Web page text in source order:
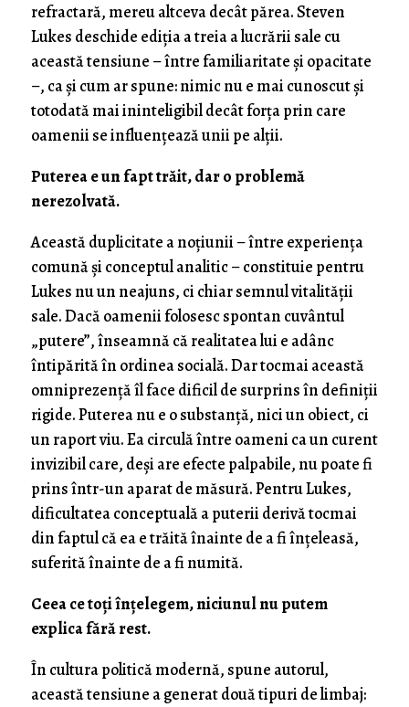
refractară, mereu altceva decât părea. Steven
Lukes deschide ediția a treia a lucrării sale cu
această tensiune – între familiaritate și opacitate
–, ca și cum ar spune: nimic nu e mai cunoscut și
totodată mai ininteligibil decât forța prin care
oamenii se influențează unii pe alții.
Puterea e un fapt trăit, dar o problemă
nerezolvată.
Această duplicitate a noțiunii – între experiența
comună și conceptul analitic – constituie pentru
Lukes nu un neajuns, ci chiar semnul vitalității
sale. Dacă oamenii folosesc spontan cuvântul
„putere”, înseamnă că realitatea lui e adânc
întipărită în ordinea socială. Dar tocmai această
omniprezență îl face dificil de surprins în definiții
rigide. Puterea nu e o substanță, nici un obiect, ci
un raport viu. Ea circulă între oameni ca un curent
invizibil care, deși are efecte palpabile, nu poate fi
prins într-un aparat de măsură. Pentru Lukes,
dificultatea conceptuală a puterii derivă tocmai
din faptul că ea e trăită înainte de a fi înțeleasă,
suferită înainte de a fi numită.
Ceea ce toți înțelegem, niciunul nu putem
explica fără rest.
În cultura politică modernă, spune autorul,
această tensiune a generat două tipuri de limbaj: